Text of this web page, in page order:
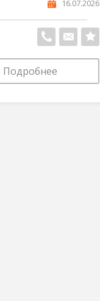
16.07.2026
Подробнее